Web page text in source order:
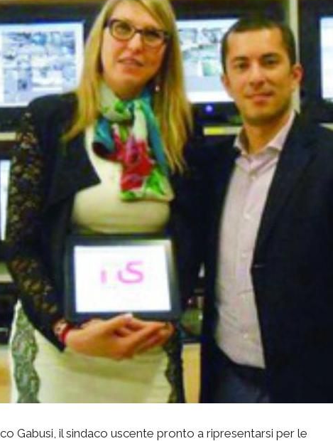
Gabusi, il sindaco uscente pronto a ripresentarsi per le